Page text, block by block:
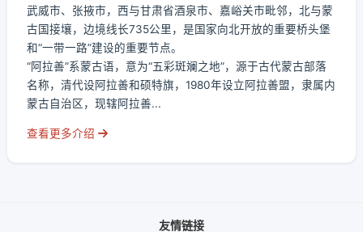
武威市、张掖市，西与甘肃省酒泉市、嘉峪关市毗邻，北与蒙
古国接壤，边境线长735公里，是国家向北开放的重要桥头堡
和“一带一路”建设的重要节点。
“阿拉善”系蒙古语，意为“五彩斑斓之地”，源于古代蒙古部落
名称，清代设阿拉善和硕特旗，1980年设立阿拉善盟，隶属内
蒙古自治区，现辖阿拉善...
查看更多介绍
友情链接